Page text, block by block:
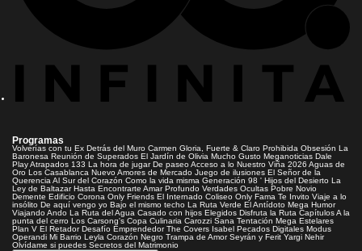
Programas
Volverías con tu Ex Detrás del Muro Carmen Gloria, Fuerte & Claro Prohibida Obsesión La
Baronesa Reunión de Superados El Jardín de Olivia Mucho Gusto Meganoticias Dale
PlayAtrapados 133 La hora de jugar De paseoAcceso a lo Nuestro Viña 2026 Aguas de
Oro Los Casablanca Nuevo Amores de Mercado Juego de ilusiones El Señor de la
Querencia Al Sur del Corazón Como la vida misma Generación 98 ' Hijos del Desierto La
Ley de Baltazar Hasta Encontrarte Amar Profundo Verdades Ocultas Pobre Novio
Demente Edificio Corona Only Friends El Internado Coliseo Only Fama Te Invito Viaje a lo
insólito De aquí vengo yo Bajo el mismo techo La Ruta Verde El Antídoto Mega Humor
Viajando Ando La Ruta del Agua Casado con hijos Elegidos Disfruta la Ruta CapítulosA la
punta del cerro Los Carsong's Copa Culinaria Carozzi Sana Tentación Mega Estelares
Plan V El Retador Desafío Emprendedor The Covers Isabel Pecados Digitales Modus
Operandi Mi Barrio Leyla Corazón Negro Trampa de Amor Seyrán y Ferit Yargi Nehir
Olvídame si puedes Secretos del Matrimonio